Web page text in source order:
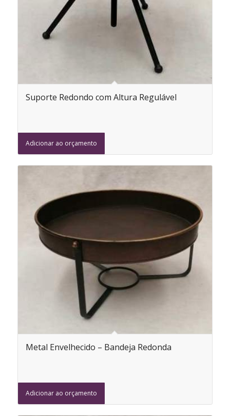
Suporte Redondo com Altura Regulável
Adicionar ao orçamento
Metal Envelhecido – Bandeja Redonda
Adicionar ao orçamento